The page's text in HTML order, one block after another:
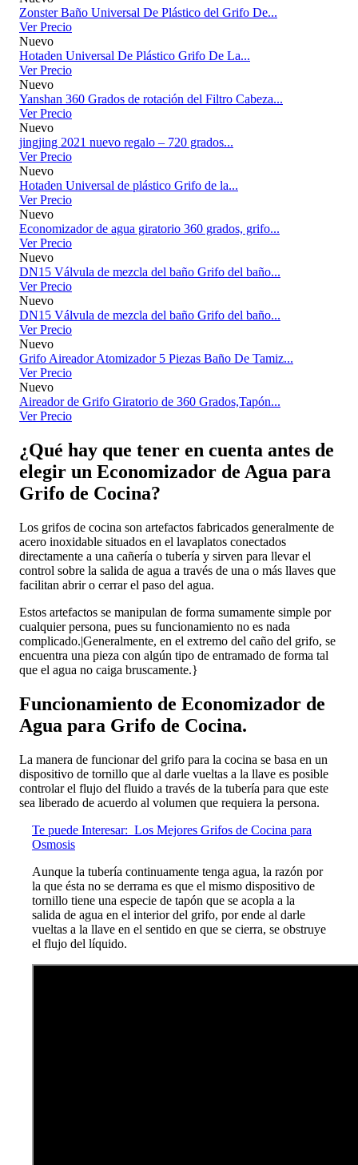
Zonster Baño Universal De Plástico del Grifo De...
Ver Precio
Nuevo
Hotaden Universal De Plástico Grifo De La...
Ver Precio
Nuevo
Yanshan 360 Grados de rotación del Filtro Cabeza...
Ver Precio
Nuevo
jingjing 2021 nuevo regalo – 720 grados...
Ver Precio
Nuevo
Hotaden Universal de plástico Grifo de la...
Ver Precio
Nuevo
Economizador de agua giratorio 360 grados, grifo...
Ver Precio
Nuevo
DN15 Válvula de mezcla del baño Grifo del baño...
Ver Precio
Nuevo
DN15 Válvula de mezcla del baño Grifo del baño...
Ver Precio
Nuevo
Grifo Aireador Atomizador 5 Piezas Baño De Tamiz...
Ver Precio
Nuevo
Aireador de Grifo Giratorio de 360 Grados,Tapón...
Ver Precio
¿Qué hay que tener en cuenta antes de
elegir un Economizador de Agua para
Grifo de Cocina?
Los grifos de cocina son artefactos fabricados generalmente de
acero inoxidable situados en el lavaplatos conectados
directamente a una cañería o tubería y sirven para llevar el
control sobre la salida de agua a través de una o más llaves que
facilitan abrir o cerrar el paso del agua.
Estos artefactos se manipulan de forma sumamente simple por
cualquier persona, pues su funcionamiento no es nada
complicado.|Generalmente, en el extremo del caño del grifo, se
encuentra una pieza con algún tipo de entramado de forma tal
que el agua no caiga bruscamente.}
Funcionamiento de Economizador de
Agua para Grifo de Cocina.
La manera de funcionar del grifo para la cocina se basa en un
dispositivo de tornillo que al darle vueltas a la llave es posible
controlar el flujo del fluido a través de la tubería para que este
sea liberado de acuerdo al volumen que requiera la persona.
Te puede Interesar: Los Mejores Grifos de Cocina para
Osmosis
Aunque la tubería continuamente tenga agua, la razón por
la que ésta no se derrama es que el mismo dispositivo de
tornillo tiene una especie de tapón que se acopla a la
salida de agua en el interior del grifo, por ende al darle
vueltas a la llave en el sentido en que se cierra, se obstruye
el flujo del líquido.